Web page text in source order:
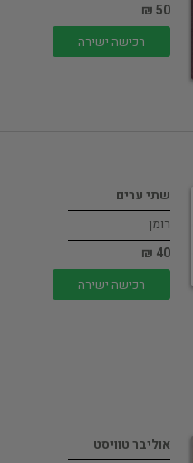
50 ₪
רכישה ישירה
שתי ערים
רומן
40 ₪
רכישה ישירה
אוליבר טוויסט